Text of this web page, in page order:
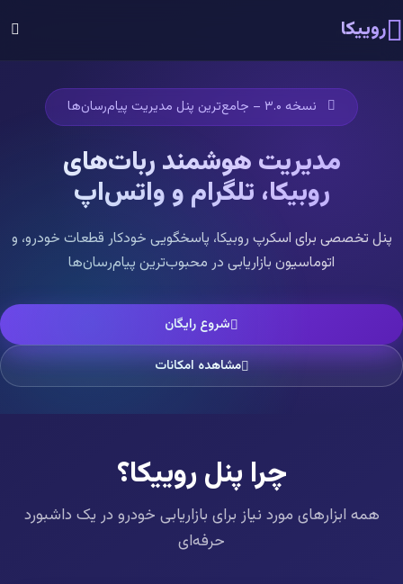
روییکا
نسخه ۳.۰ – جامع‌ترین پنل مدیریت پیام‌رسان‌ها
مدیریت هوشمند ربات‌های
روبیکا، تلگرام و واتس‌اپ
پنل تخصصی برای اسکرپ روبیکا، پاسخگویی خودکار قطعات خودرو، و
اتوماسیون بازاریابی در محبوب‌ترین پیام‌رسان‌ها
شروع رایگان
مشاهده امکانات
چرا پنل روییکا؟
همه ابزارهای مورد نیاز برای بازاریابی خودرو در یک داشبورد
حرفه‌ای